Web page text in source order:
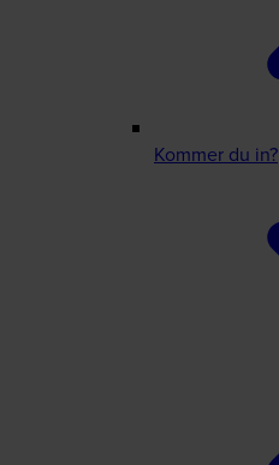
Kommer du in?